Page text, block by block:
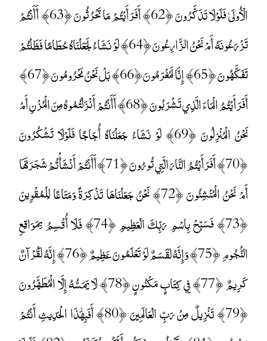
الْأُولَىٰ فَلَوْلَا تَذَكَّرُونَ ﴿62﴾ أَفَرَأَيْتُمْ مَا تَحْرُثُونَ ﴿63﴾ أَأَنْتُمْ
تَزْرَعُونَهُ أَمْ نَحْنُ الزَّارِعُونَ ﴿64﴾ لَوْ نَشَاءُ لَجَعَلْنَاهُ حُطَامًا فَظَلْتُمْ
تَفَكَّهُونَ ﴿65﴾ إِنَّا لَمُغْرَمُونَ ﴿66﴾ بَلْ نَحْنُ مَحْرُومُونَ ﴿67﴾
أَفَرَأَيْتُمُ الْمَاءَ الَّذِي تَشْرَبُونَ ﴿68﴾ أَأَنْتُمْ أَنْزَلْتُمُوهُ مِنَ الْمُزْنِ أَمْ
نَحْنُ الْمُنْزِلُونَ ﴿69﴾ لَوْ نَشَاءُ جَعَلْنَاهُ أُجَاجًا فَلَوْلَا تَشْكُرُونَ
﴿70﴾ أَفَرَأَيْتُمُ النَّارَ الَّتِي تُورُونَ ﴿71﴾ أَأَنْتُمْ أَنْشَأْتُمْ شَجَرَتَهَا
أَمْ نَحْنُ الْمُنْشِئُونَ ﴿72﴾ نَحْنُ جَعَلْنَاهَا تَذْكِرَةً وَمَتَاعًا لِلْمُقْوِينَ
﴿73﴾ فَسَبِّحْ بِاسْمِ رَبِّكَ الْعَظِيمِ ﴿74﴾ فَلَا أُقْسِمُ بِمَوَاقِعِ
النُّجُومِ ﴿75﴾ وَإِنَّهُ لَقَسَمٌ لَوْ تَعْلَمُونَ عَظِيمٌ ﴿76﴾ إِنَّهُ لَقُرْآنٌ
كَرِيمٌ ﴿77﴾ فِي كِتَابٍ مَكْنُونٍ ﴿78﴾ لَا يَمَسُّهُ إِلَّا الْمُطَهَّرُونَ
﴿79﴾ تَنْزِيلٌ مِنْ رَبِّ الْعَالَمِينَ ﴿80﴾ أَفَبِهَٰذَا الْحَدِيثِ أَنْتُمْ